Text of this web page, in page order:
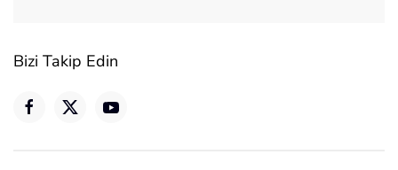
Bizi Takip Edin